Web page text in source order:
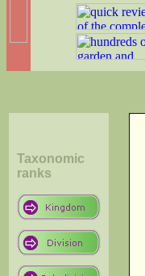
Taxonomic
ranks